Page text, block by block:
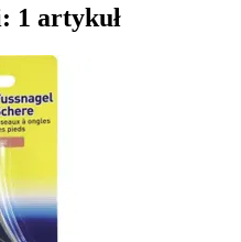
1 artykuł